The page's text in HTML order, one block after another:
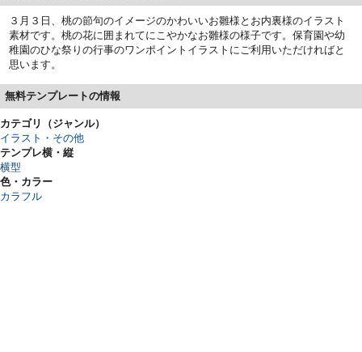
３月３日、桃の節句のイメージのかわいいお雛様とお内裏様のイラスト
素材です。桃の花に囲まれてにこやかなお雛様の様子です。保育園や幼
稚園のひな祭りの行事のワンポイントイラストにご利用いただければと
思います。
無料テンプレートの情報
カテゴリ（ジャンル）
イラスト・その他
テンプレ横・縦
横型
色・カラー
カラフル